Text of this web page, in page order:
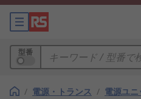
型番
/ 電源・トランス / 電源ユニ